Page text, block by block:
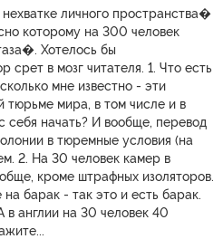
личного пространства�
которому на 300 человек
Хотелось бы
срет в мозг читателя. 1. Что есть
мне известно - эти
тюрьме мира, в том числе и в
начать? И вообще, перевод
в тюремные условия (на
2. На 30 человек камер в
кроме штрафных изоляторов.
барак - так это и есть барак.
в англии на 30 человек 40